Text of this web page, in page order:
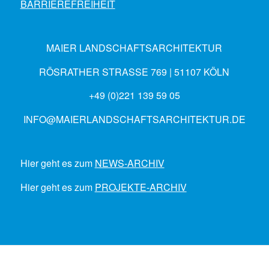
BARRIEREFREIHEIT
MAIER LANDSCHAFTSARCHITEKTUR
RÖSRATHER STRASSE 769 | 51107 KÖLN
+49 (0)221 139 59 05
INFO@MAIERLANDSCHAFTSARCHITEKTUR.DE
Hier geht es zum NEWS-ARCHIV
Hier geht es zum PROJEKTE-ARCHIV